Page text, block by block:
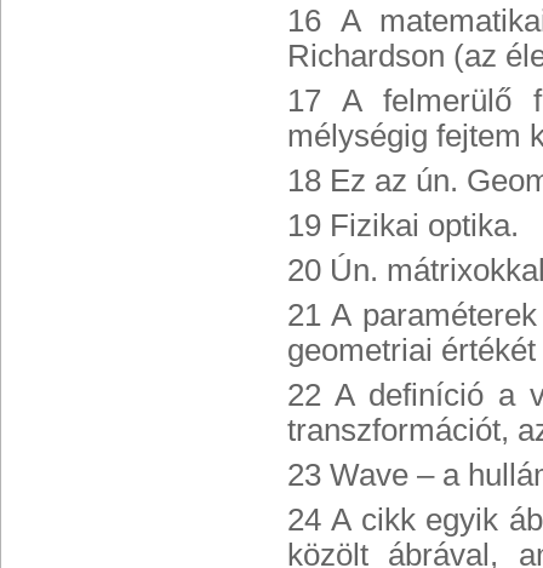
16 A
Richardson (az
17 A felmerülő
mélységig fejtem
18 Ez az ún.
19 Fizikai optika.
20 Ún.
21 A
geometriai
22 A definíció a
transzformációt,
23 Wave – a
24 A cikk egyik
közölt ábrával,